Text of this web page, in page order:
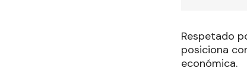
Respetado
posiciona
económica.